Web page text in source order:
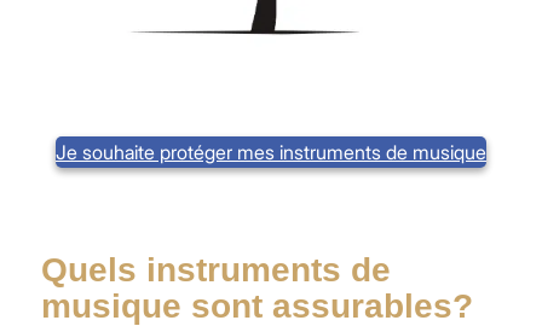
Je souhaite protéger mes instruments de musique
Quels instruments de
musique sont assurables?